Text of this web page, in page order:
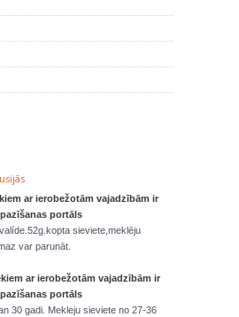
ar ierobežotām vajadzībām ir
portāls
sieviete,meklēju
var parunāt.
ar ierobežotām vajadzībām ir
portāls
30 gadi. Mekleju sieviete no 27-36